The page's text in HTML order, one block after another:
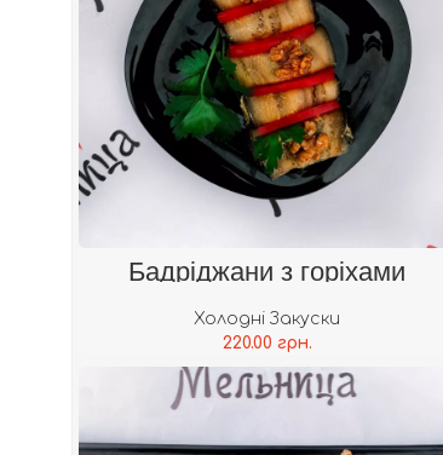
В Кошик
Бадріджани з горіхами
Холодні Закуски
220.00 грн.